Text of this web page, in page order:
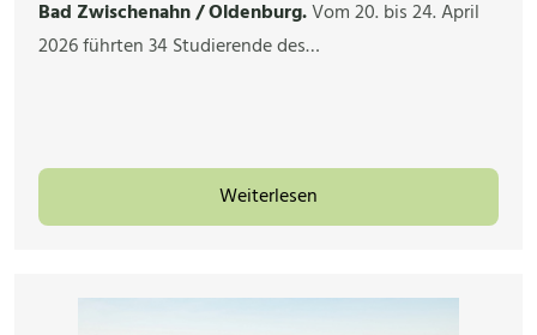
Bad Zwischenahn / Oldenburg.Vom 20. bis 24. April
2026 führten 34 Studierende des…
Weiterlesen